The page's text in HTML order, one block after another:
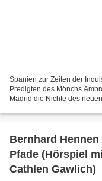
Spanien zur Zeiten der
Predigten des Mönchs
Madrid die Nichte des
Bernhard
Pfade (Hörspiel
Cathlen Gawlich)